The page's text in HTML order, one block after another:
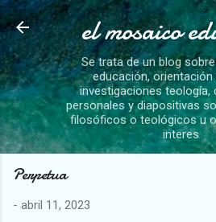
Ir al contenido
el mosaico
Se trata de un blog
educación, orientación
investigaciones teología,
personales y diapositivas
filosóficos o teológicos u
interes
Perpetua
- abril 11, 2023